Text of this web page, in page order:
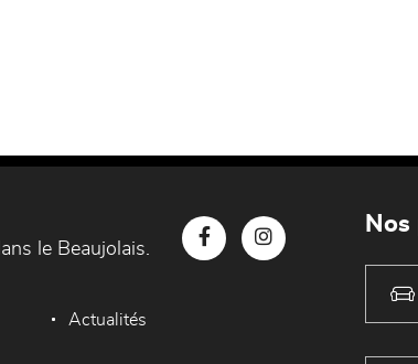
le Beaujolais.
Actualités